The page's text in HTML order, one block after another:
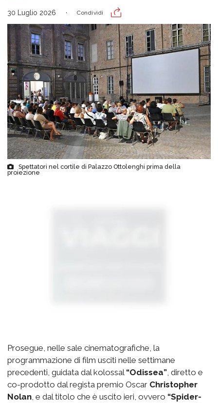
30 Luglio 2026 Condividi
Spettatori nel cortile di Palazzo Ottolenghi prima della
proiezione
Prosegue, nelle sale cinematografiche, la
programmazione di film usciti nelle settimane
precedenti, guidata dal kolossal “Odissea”, diretto e
co-prodotto dal regista premio Oscar Christopher
Nolan, e dal titolo che è uscito ieri, ovvero “Spider-